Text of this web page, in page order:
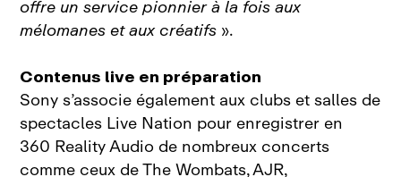
offre un service pionnier à la fois aux
mélomanes et aux créatifs ».
Contenus live en préparation
Sony s’associe également aux clubs et salles de
spectacles Live Nation pour enregistrer en
360 Reality Audio de nombreux concerts
comme ceux de The Wombats, AJR,